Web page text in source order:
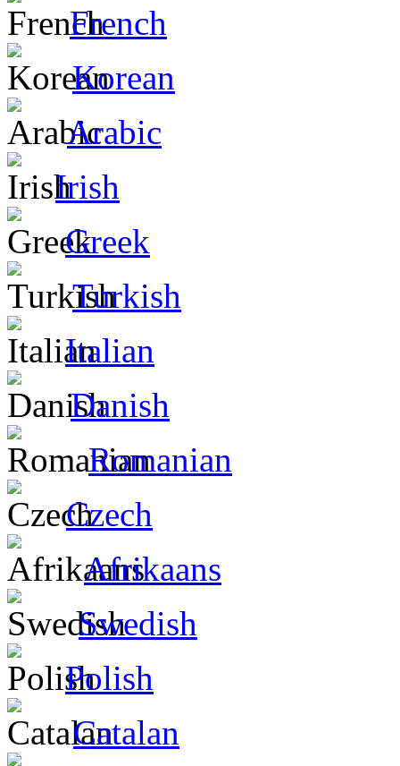
French
Korean
Arabic
Irish
Greek
Turkish
Italian
Danish
Romanian
Czech
Afrikaans
Swedish
Polish
Catalan